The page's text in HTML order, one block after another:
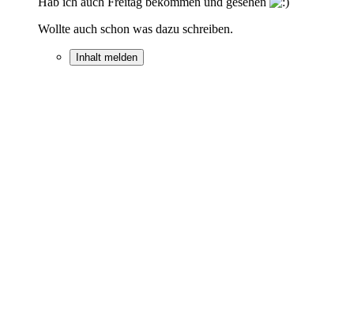
Wollte auch schon was dazu schreiben.
Inhalt melden